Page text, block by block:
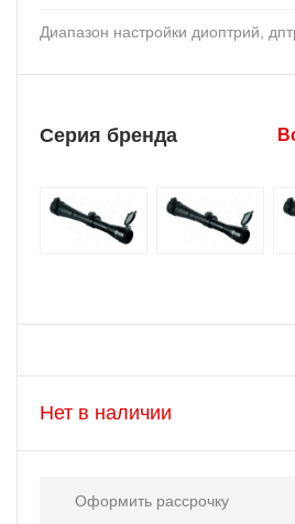
Диапазон настройки диоптрий,
Серия бренда
Нет в наличии
Оформить рассрочку